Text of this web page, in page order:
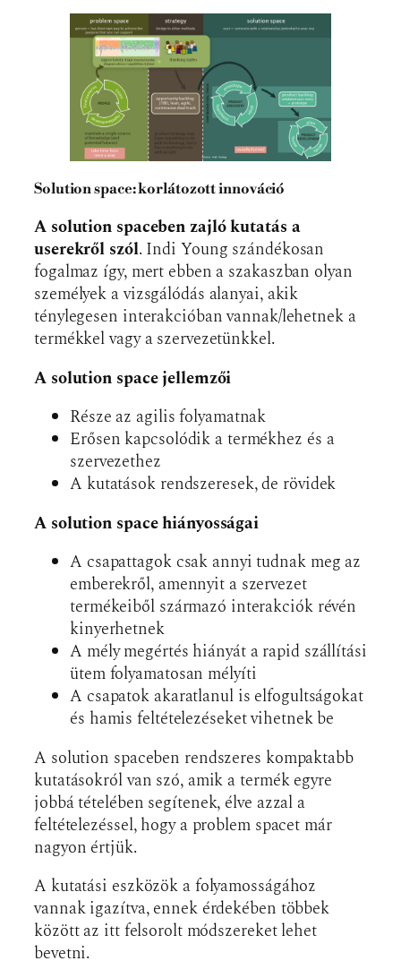
Solution space: korlátozott innováció
A solution spaceben zajló kutatás a
userekről szól. Indi Young szándékosan
fogalmaz így, mert ebben a szakaszban olyan
személyek a vizsgálódás alanyai, akik
ténylegesen interakcióban vannak/lehetnek a
termékkel vagy a szervezetünkkel.
A solution space jellemzői
Része az agilis folyamatnak
Erősen kapcsolódik a termékhez és a
szervezethez
A kutatások rendszeresek, de rövidek
A solution space hiányosságai
A csapattagok csak annyi tudnak meg az
emberekről, amennyit a szervezet
termékeiből származó interakciók révén
kinyerhetnek
A mély megértés hiányát a rapid szállítási
ütem folyamatosan mélyíti
A csapatok akaratlanul is elfogultságokat
és hamis feltételezéseket vihetnek be
A solution spaceben rendszeres kompaktabb
kutatásokról van szó, amik a termék egyre
jobbá tételében segítenek, élve azzal a
feltételezéssel, hogy a problem spacet már
nagyon értjük.
A kutatási eszközök a folyamosságához
vannak igazítva, ennek érdekében többek
között az itt felsorolt módszereket lehet
bevetni.